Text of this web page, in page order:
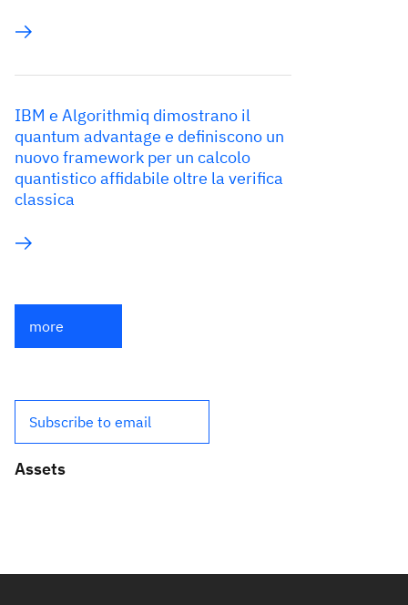
IBM e Algorithmiq dimostrano il
quantum advantage e definiscono un
nuovo framework per un calcolo
quantistico affidabile oltre la verifica
classica
more
Subscribe to email
Assets